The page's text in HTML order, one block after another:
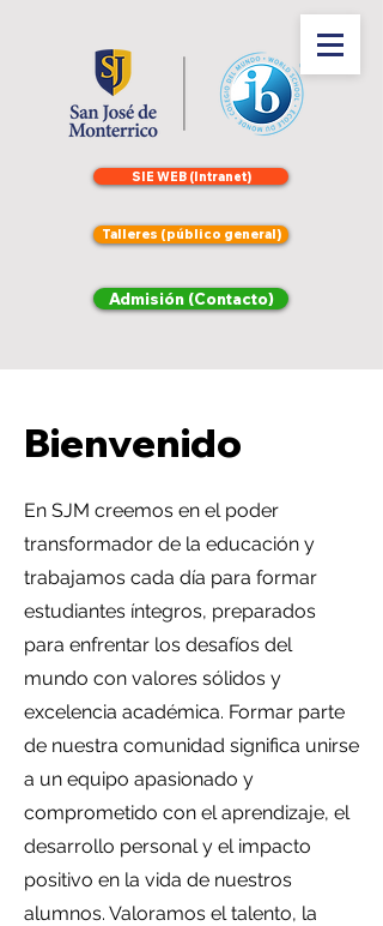
SIE WEB (Intranet)
Talleres (público general)
Admisión (Contacto)
Bienvenido
En SJM creemos en el poder
transformador de la educación y
trabajamos cada día para formar
estudiantes íntegros, preparados
para enfrentar los desafíos del
mundo con valores sólidos y
excelencia académica. Formar parte
de nuestra comunidad significa unirse
a un equipo apasionado y
comprometido con el aprendizaje, el
desarrollo personal y el impacto
positivo en la vida de nuestros
alumnos. Valoramos el talento, la